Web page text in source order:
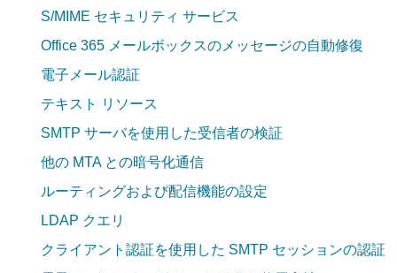
S/MIME セキュリティ サービス
Office 365 メールボックスのメッセージの自動修復
電子メール認証
テキスト リソース
SMTP サーバを使用した受信者の検証
他の MTA との暗号化通信
ルーティングおよび配信機能の設定
LDAP クエリ
クライアント認証を使用した SMTP セッションの認証